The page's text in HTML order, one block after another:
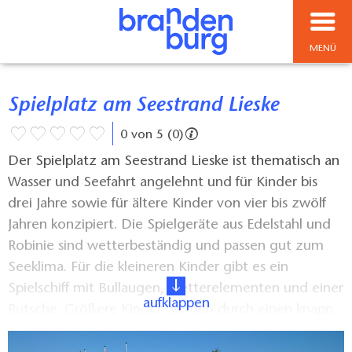
MENÜ
Spielplatz am Seestrand Lieske
0 von 5 (0)
Der Spielplatz am Seestrand Lieske ist thematisch an
Wasser und Seefahrt angelehnt und für Kinder bis
drei Jahre sowie für ältere Kinder von vier bis zwölf
Jahren konzipiert. Die Spielgeräte aus Edelstahl und
Robinie sind wetterbeständig und passen gut zum
Seeklima. Für die kleineren Kinder gibt es ein
Spielschiff mit Bullaugen, Kletterelementen und einer
Rutsche. Größere Kinder werden durch einen knapp
fünf Meter hohen Leuchtturm mit einer zweieinhalb
aufklappen